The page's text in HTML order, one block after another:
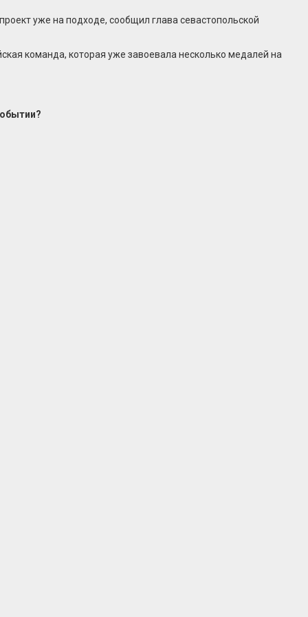
уже на подходе, сообщил глава севастопольской
команда, которая уже завоевала несколько медалей на